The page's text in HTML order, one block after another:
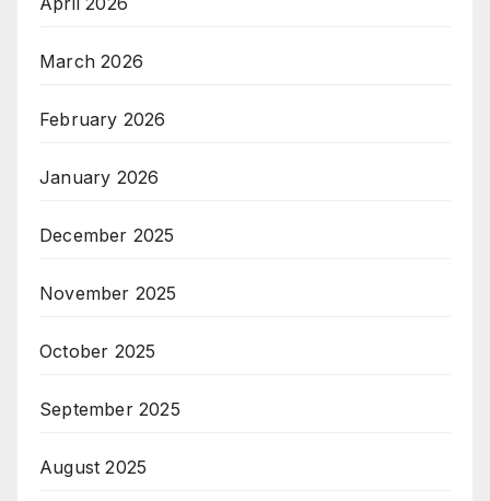
March 2026
February 2026
January 2026
December 2025
November 2025
October 2025
September 2025
August 2025